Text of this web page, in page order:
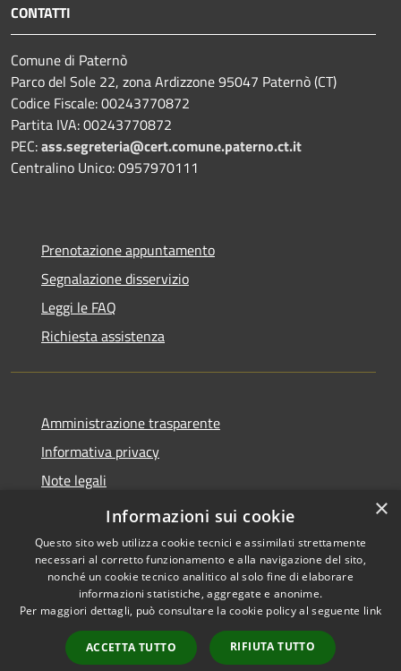
CONTATTI
Comune di Paternò
Parco del Sole 22, zona Ardizzone 95047 Paternò (CT)
Codice Fiscale: 00243770872
Partita IVA: 00243770872
PEC:ass.segreteria@cert.comune.paterno.ct.it
Centralino Unico: 0957970111
Prenotazione appuntamento
Segnalazione disservizio
Leggi le FAQ
Richiesta assistenza
Amministrazione trasparente
Informativa privacy
Note legali
Dichiarazione di accessibilità
Accessibilità
Copyright © 2026 • Comune di
Paternò • Powered by
Municipium•
Accesso
redazione
×
Informazioni sui cookie
Questo sito web utilizza cookie tecnici e assimilati strettamente
necessari al corretto funzionamento e alla navigazione del sito,
nonché un cookie tecnico analitico al solo fine di elaborare
informazioni statistiche, aggregate e anonime.
Per maggiori dettagli, può consultare la cookie policy al seguente link
ACCETTA TUTTO RIFIUTA TUTTO